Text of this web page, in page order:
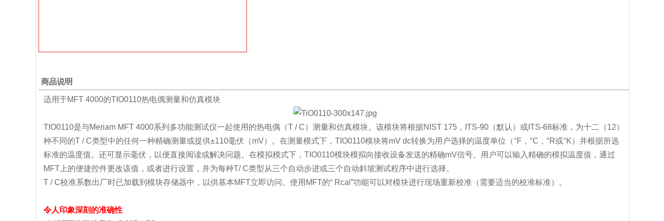
商品说明
适用于MFT 4000的TIO0110热电偶测量和仿真模块
TIO0110是与Meriam MFT 4000系列多功能测试仪一起使用的热电偶（T / C）测量和仿真模块。该模块将根据NIST 175，ITS-90（默认）或ITS-68标准，为十二（12）
种不同的T / C类型中的任何一种精确测量或提供±110毫伏（mV）。在测量模式下，TIO0110模块将mV dc转换为用户选择的温度单位（°F，°C，°R或°K）并根据所选
标准的温度值。还可显示毫伏，以便直接阅读或解决问题。在模拟模式下，TIO0110模块模拟向接收设备发送的精确mV信号。用户可以输入精确的模拟温度值，通过
MFT上的便捷控件更改该值，或者进行设置，并为每种T/ C类型从三个自动步进或三个自动斜坡测试程序中进行选择。
T / C校准系数出厂时已加载到模块存储器中，以供基本MFT立即访问。使用MFT的“ Rcal”功能可以对模块进行现场重新校准（需要适当的校准标准）。
令人印象深刻的准确性